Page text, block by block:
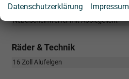
LED-Rückleuchten
Nebelscheinwerfer mit Abbiegelicht
Räder & Technik
16 Zoll Alufelgen
Datenschutzerklärung Impressum